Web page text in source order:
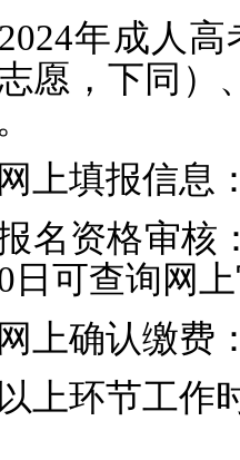
年成人高
愿，下同）
填报信息
资格审核
日可查询网
确认缴费：
环节工作时